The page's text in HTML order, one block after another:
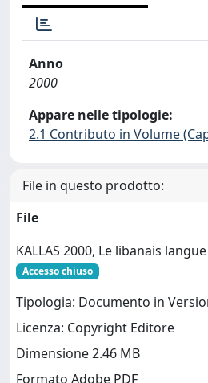
Anno
2000
Appare nelle tipologie:
2.1 Contributo in Volume
File in questo prodotto:
File
KALLAS 2000, Le libanais
Accesso chiuso
Tipologia: Documento in
Licenza: Copyright Editore
Dimensione 2.46 MB
Formato Adobe PDF